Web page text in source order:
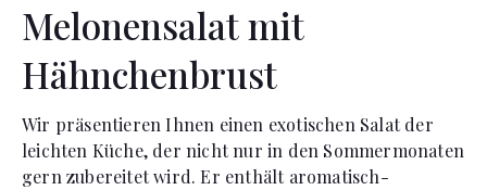
Melonensalat mit
Hähnchenbrust
Wir präsentieren Ihnen einen exotischen Salat der
leichten Küche, der nicht nur in den Sommermonaten
gern zubereitet wird. Er enthält aromatisch-